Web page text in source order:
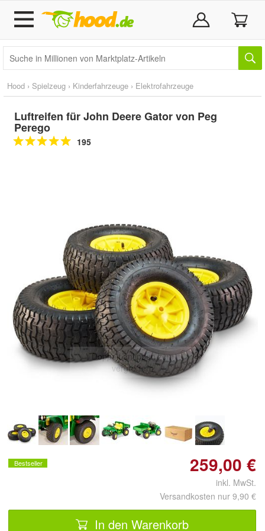
Hood › Spielzeug › Kinderfahrzeuge › Elektrofahrzeuge
Luftreifen für John Deere Gator von Peg
Perego
195
Doppelt antippen zum
vergrößern
Bestseller 259,00 €
inkl. MwSt.
Versandkosten nur 9,90 €
In den Warenkorb